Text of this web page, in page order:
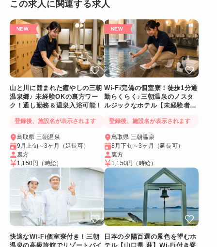
この求人に関連する求人
山と川に囲まれた癒やしの三朝
温泉郷♪ 未経験OKの裏方ワー
ク！通し勤務＆温泉入浴可能！
登録後、施設名が表示されます
鳥取県 三朝温泉
9月上旬～3ヶ月（延長可）
裏方
1,150円
（時給）
Wi-Fi完備の個室寮！徒歩1分通
勤らくらく♪三朝温泉のノスタ
ルジックなホテル【未経験者
登録後、施設名が表示されます
鳥取県 三朝温泉
8月下旬～3ヶ月（延長可）
裏方
1,150円
（時給）
快適なWi-Fi個室寮付き！三朝
温泉の高級旅館でリゾートバイ
日本の夕陽百選の景色を望むホ
テル【山口県 萩】Wi-Fi付き寮